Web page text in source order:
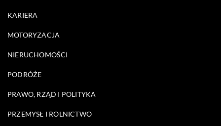
KARIERA
MOTORYZACJA
NIERUCHOMOŚCI
PODRÓŻE
PRAWO, RZĄD I POLITYKA
PRZEMYSŁ I ROLNICTWO